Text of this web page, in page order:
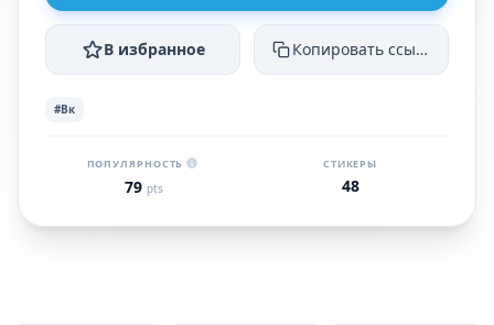
В избранное Копировать ссылку
#Вк
ПОПУЛЯРНОСТЬ
79 pts
СТИКЕРЫ
48